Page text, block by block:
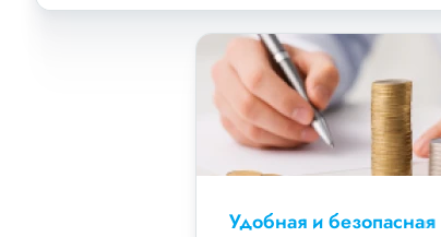
Удобная и безопасная